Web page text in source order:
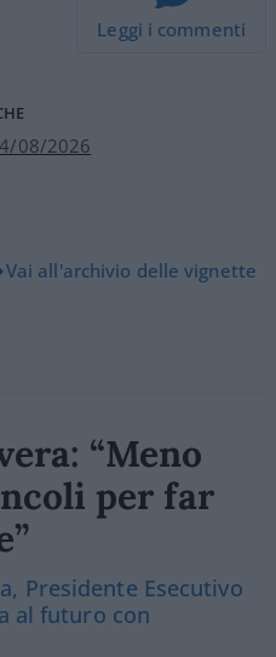
Leggi i commenti
08/2026
Vai all'archivio delle vignette
“Meno
per far
Presidente Esecutivo
al futuro con